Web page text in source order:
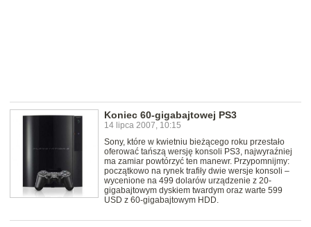
Koniec 60-gigabajtowej PS3
14 lipca 2007, 10:15
Sony, które w kwietniu bieżącego roku przestało
oferować tańszą wersję konsoli PS3, najwyraźniej
ma zamiar powtórzyć ten manewr. Przypomnijmy:
początkowo na rynek trafiły dwie wersje konsoli –
wycenione na 499 dolarów urządzenie z 20-
gigabajtowym dyskiem twardym oraz warte 599
USD z 60-gigabajtowym HDD.